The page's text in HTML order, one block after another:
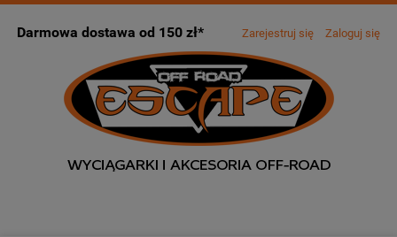
Darmowa dostawa od 150 zł* Zarejestruj się Zaloguj się